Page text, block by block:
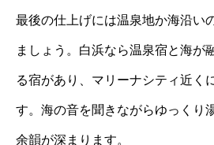
最後の仕上げには温泉地か海沿い
ましょう。白浜なら温泉宿と海が
る宿があり、マリーナシティ近く
す。海の音を聞きながらゆっくり
余韻が深まります。